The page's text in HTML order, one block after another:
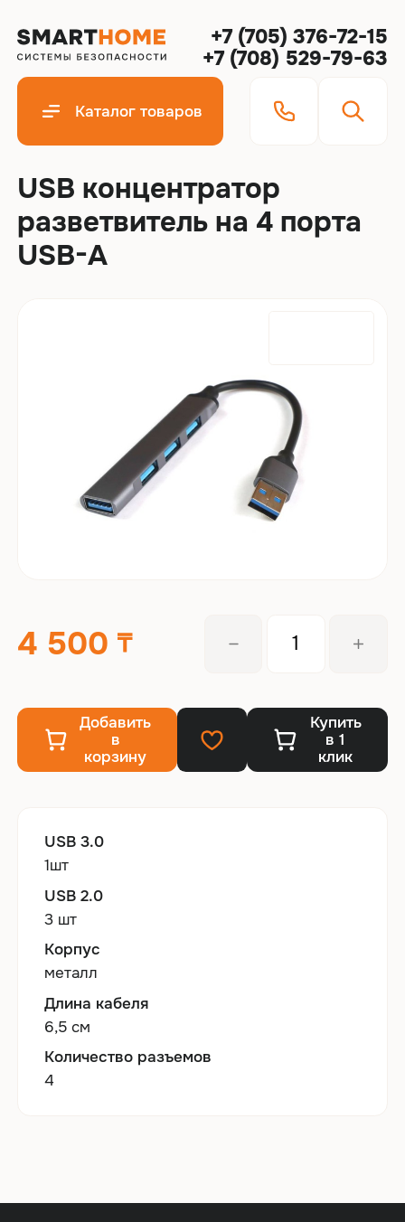
+7 (705) 376-72-15
+7 (708) 529-79-63
Каталог товаров
USB концентратор
разветвитель на 4 порта
USB-A
4 500
Добавить
в
корзину
Купить
в 1
клик
USB 3.0
1шт
USB 2.0
3 шт
Корпус
металл
Длина кабеля
6,5 см
Количество разъемов
4